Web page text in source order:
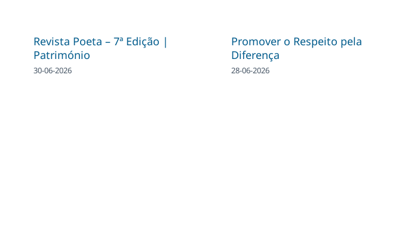
Revista Poeta – 7ª Edição |
Património
30-06-2026
Promover o Respeito pela
Diferença
28-06-2026